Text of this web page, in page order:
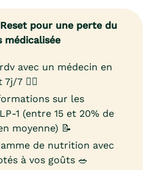
pour une perte du
médicalisée
avec un médecin en
7 👨‍⚕️
sur les
1 (entre 15 et 20% de
moyenne) 📝
de nutrition avec
à vos goûts 🥗